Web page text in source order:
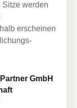
Sitze werden
erscheinen
GmbH